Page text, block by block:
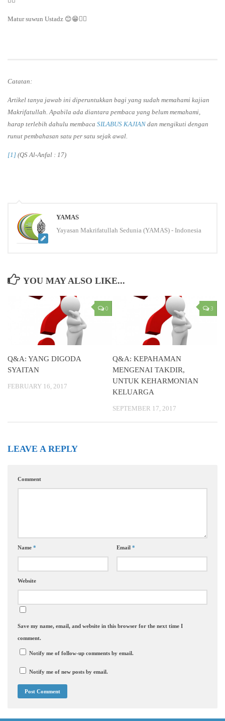
Matur suwun Ustadz 😊😁👍🏻
Catatan:
Artikel tanya jawab ini diperuntukkan bagi yang sudah memahami kajian
Makrifatullah. Apabila ada diantara pembaca yang belum memahami,
harap terlebih dahulu membaca SILABUS KAJIAN dan mengikuti dengan
runut pembahasan satu per satu sejak awal.
[1] (QS Al-Anfal : 17)
YAMAS
Yayasan Makrifatullah Sedunia (YAMAS) - Indonesia
YOU MAY ALSO LIKE...
0
Q&A: YANG DIGODA
SYAITAN
FEBRUARY 16, 2017
3
Q&A: KEPAHAMAN
MENGENAI TAKDIR,
UNTUK KEHARMONIAN
KELUARGA
SEPTEMBER 17, 2017
LEAVE A REPLY
Comment
Name * Email *
Website
Save my name, email, and website in this browser for the next time I
comment.
Notify me of follow-up comments by email.
Notify me of new posts by email.